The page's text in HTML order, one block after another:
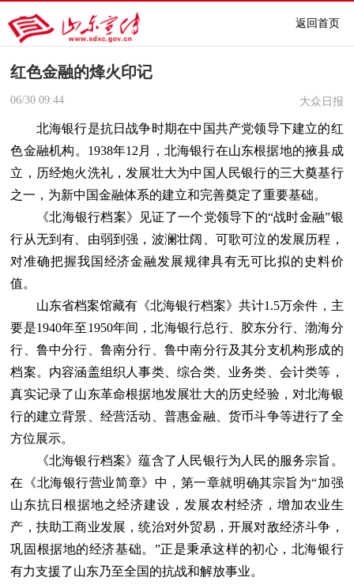
返回首页
红色金融的烽火印记
06/30 09:44 大众日报
北海银行是抗日战争时期在中国共产党领导下建立的红
色金融机构。1938年12月，北海银行在山东根据地的掖县成
立，历经炮火洗礼，发展壮大为中国人民银行的三大奠基行
之一，为新中国金融体系的建立和完善奠定了重要基础。
《北海银行档案》见证了一个党领导下的“战时金融”银
行从无到有、由弱到强，波澜壮阔、可歌可泣的发展历程，
对准确把握我国经济金融发展规律具有无可比拟的史料价
值。
山东省档案馆藏有《北海银行档案》共计1.5万余件，主
要是1940年至1950年间，北海银行总行、胶东分行、渤海分
行、鲁中分行、鲁南分行、鲁中南分行及其分支机构形成的
档案。内容涵盖组织人事类、综合类、业务类、会计类等，
真实记录了山东革命根据地发展壮大的历史经验，对北海银
行的建立背景、经营活动、普惠金融、货币斗争等进行了全
方位展示。
《北海银行档案》蕴含了人民银行为人民的服务宗旨。
在《北海银行营业简章》中，第一章就明确其宗旨为“加强
山东抗日根据地之经济建设，发展农村经济，增加农业生
产，扶助工商业发展，统治对外贸易，开展对敌经济斗争，
巩固根据地的经济基础。”正是秉承这样的初心，北海银行
有力支援了山东乃至全国的抗战和解放事业。